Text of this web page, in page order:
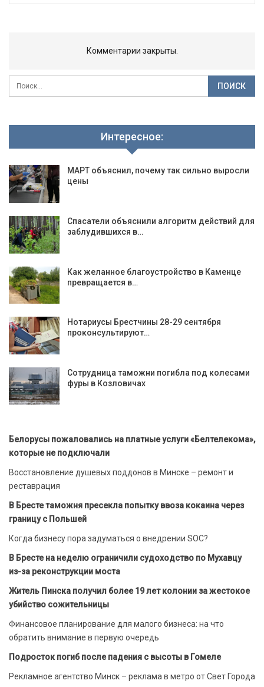
Комментарии закрыты.
Интересное:
МАРТ объяснил, почему так сильно выросли
цены
Спасатели объяснили алгоритм действий для
заблудившихся в…
Как желанное благоустройство в Каменце
превращается в…
Нотариусы Брестчины 28-29 сентября
проконсультируют…
Сотрудница таможни погибла под колесами
фуры в Козловичах
Белорусы пожаловались на платные услуги «Белтелекома»,
которые не подключали
Восстановление душевых поддонов в Минске – ремонт и
реставрация
В Бресте таможня пресекла попытку ввоза кокаина через
границу с Польшей
Когда бизнесу пора задуматься о внедрении SOC?
В Бресте на неделю ограничили судоходство по Мухавцу
из-за реконструкции моста
Житель Пинска получил более 19 лет колонии за жестокое
убийство сожительницы
Финансовое планирование для малого бизнеса: на что
обратить внимание в первую очередь
Подросток погиб после падения с высоты в Гомеле
Рекламное агентство Минск – реклама в метро от Свет Города